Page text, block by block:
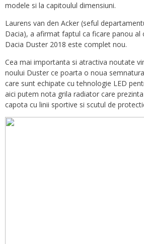
modele si la capitoulul dimensiuni.
Laurens van den Acker (seful
Dacia), a afirmat faptul ca ficare panou al
Dacia Duster 2018 este complet nou.
Cea mai importanta si atractiva noutate
noului Duster ce poarta o noua
care sunt echipate cu tehnologie LED
aici putem nota grila radiator care
capota cu linii sportive si scutul de